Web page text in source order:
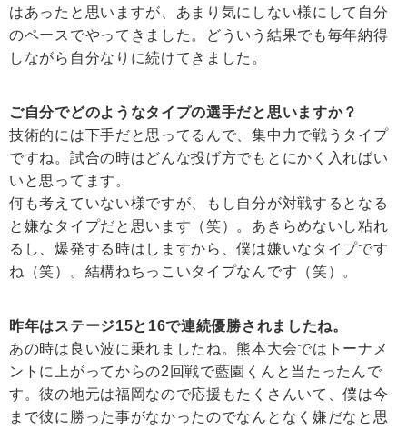
はあったと思いますが、あまり気にしない様にして自分
のペースでやってきました。どういう結果でも毎年納得
しながら自分なりに続けてきました。
ご自分でどのようなタイプの選手だと思いますか？
技術的には下手だと思ってるんで、集中力で戦うタイプ
ですね。試合の時はどんな投げ方でもとにかく入ればい
いと思ってます。
何も考えていない様ですが、もし自分が対戦するとなる
と嫌なタイプだと思います（笑）。あきらめないし粘れ
るし、爆発する時はしますから、僕は嫌いなタイプです
ね（笑）。結構ねちっこいタイプなんです（笑）。
昨年はステージ15と16で連続優勝されましたね。
あの時は良い波に乗れましたね。熊本大会ではトーナメ
ントに上がってからの2回戦で藍園くんと当たったんで
す。彼の地元は福岡なので応援もたくさんいて、僕は今
まで彼に勝った事がなかったのでなんとなく嫌だなと思